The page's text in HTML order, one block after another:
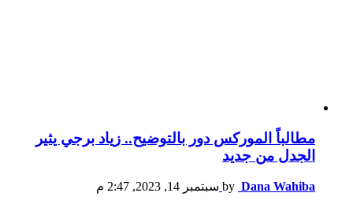
مطالباً الموركس دور بالتوضيح.. زياد برجي يثير
الجدل من جديد
by Dana Wahiba سبتمبر 14, 2023, 2:47 م